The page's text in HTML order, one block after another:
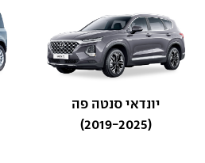
יונדאי סנטה פה
(2019-2025)